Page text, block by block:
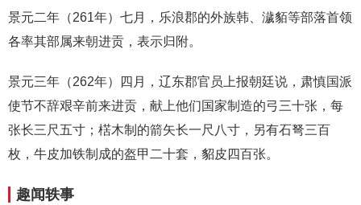
景元二年（261年）七月，乐浪郡的外族韩、濊貊等部落首领
各率其部属来朝进贡，表示归附。
景元三年（262年）四月，辽东郡官员上报朝廷说，肃慎国派
使节不辞艰辛前来进贡，献上他们国家制造的弓三十张，每
张长三尺五寸；楛木制的箭矢长一尺八寸，另有石弩三百
枚，牛皮加铁制成的盔甲二十套，貂皮四百张。
趣闻轶事